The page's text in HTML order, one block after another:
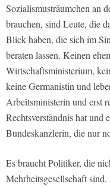
Sozialismusträumchen an
brauchen, sind Leute, die
Blick haben, die sich im
beraten lassen. Keinen
Wirtschaftsministerium,
keine Germanistin und
Arbeitsministerin und erst
Rechtsverständnis hat und
Bundeskanzlerin, die nur
Es braucht Politiker, die
Mehrheitsgesellschaft